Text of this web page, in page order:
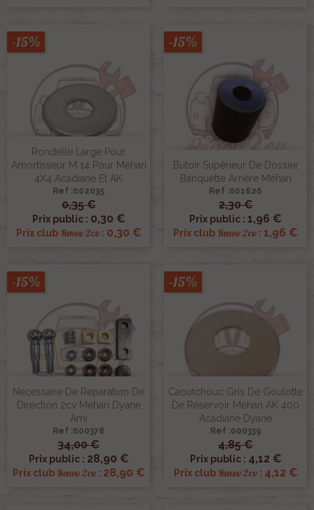
Rondelle Large Pour
Amortisseur M 14 Pour Méhari
4X4 Acadiane Et AK
Ref :002035
0,35 €
Prix public : 0,30 €
Prix club Renov 2cv: 0,30 €
-15%
Butoir Supérieur De Dossier
Banquette Arrière Méhari
Ref :001626
2,30 €
Prix public : 1,96 €
Prix club Renov 2cv : 1,96 €
-15%
Necessaire De Reparation De
Direction 2cv Mehari Dyane
Ami
Ref :000378
34,00 €
Prix public : 28,90 €
Prix club Renov 2cv: 28,90 €
-15%
Caoutchouc Gris De Goulotte
De Réservoir Méhari AK 400
Acadiane Dyane
Ref :000339
4,85 €
Prix public : 4,12 €
Prix club Renov 2cv: 4,12 €
-15%